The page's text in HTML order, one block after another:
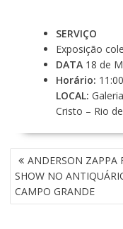
SERVIÇO
Exposição
DATA18 de
Horário:
LOCAL:
Cristo – Rio
N
A
V
E
ANDERSON ZAPPA
SHOW NO
CAMPO GRANDE